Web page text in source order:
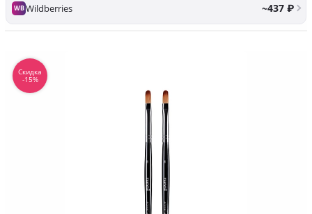
WBWildberries ~437 ₽
Скидка
-15%